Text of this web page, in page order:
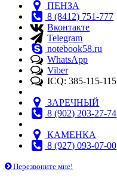
ПЕНЗА
8 (8412) 751-777
Вконтакте
Telegram
notebook58.ru
WhatsApp
Viber
ICQ: 385-115-115
ЗАРЕЧНЫЙ
8 (902) 203-27-74
КАМЕНКА
8 (927) 093-07-00
Перезвоните мне!